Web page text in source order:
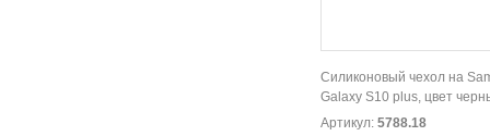
Силиконовый чехол на
Galaxy S10 plus, цвет
Артикул: 5788.18